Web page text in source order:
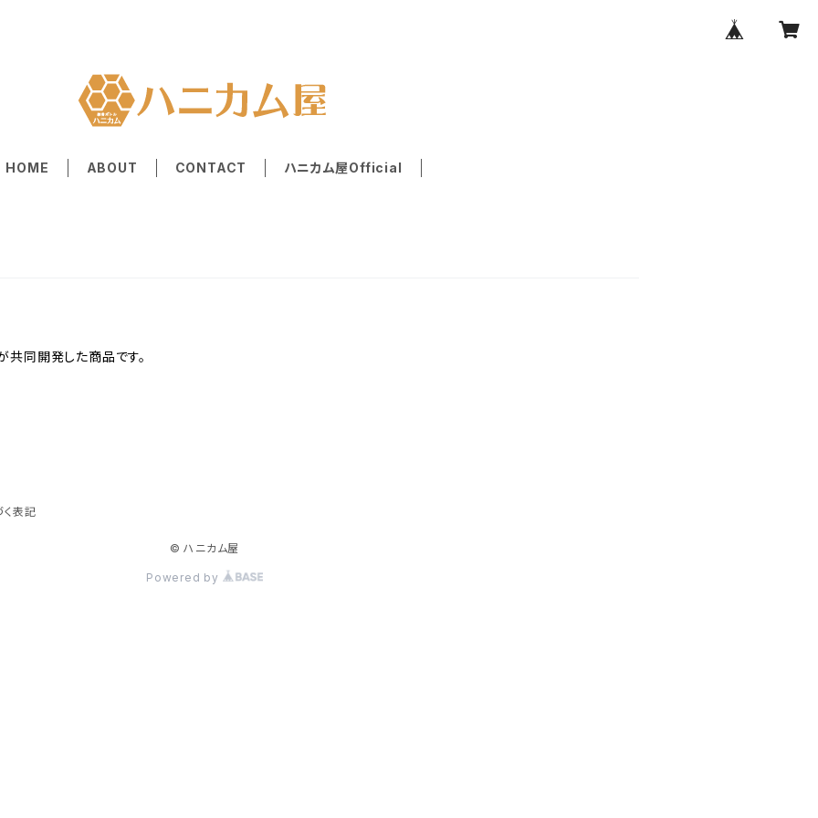
HOME ABOUT CONTACT ハニカム屋Official
共同開発した商品です。
表記
© ハニカム屋
Powered by